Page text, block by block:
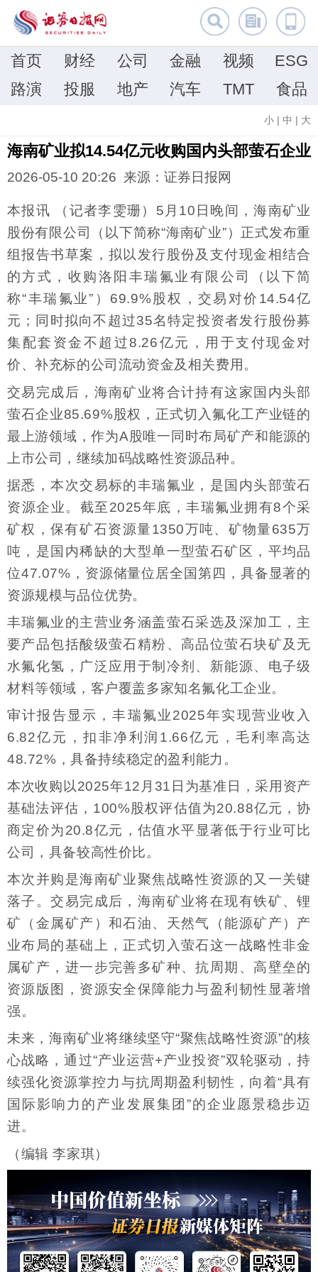
首页 财经 公司 金融 视频
ESG
路演
投服 地产 汽车 TMT 食品
小 | 中 | 大
海南矿业拟14.54亿元收购国内头部萤石企业
2026-05-10 20:26 来源：证券日报网
本报讯 （记者李雯珊）5月10日晚间，海南矿业
股份有限公司（以下简称“海南矿业”）正式发布重
组报告书草案，拟以发行股份及支付现金相结合
的方式，收购洛阳丰瑞氟业有限公司（以下简
称“丰瑞氟业”）69.9%股权，交易对价14.54亿
元；同时拟向不超过35名特定投资者发行股份募
集配套资金不超过8.26亿元，用于支付现金对
价、补充标的公司流动资金及相关费用。
交易完成后，海南矿业将合计持有这家国内头部
萤石企业85.69%股权，正式切入氟化工产业链的
最上游领域，作为A股唯一同时布局矿产和能源的
上市公司，继续加码战略性资源品种。
据悉，本次交易标的丰瑞氟业，是国内头部萤石
资源企业。截至2025年底，丰瑞氟业拥有8个采
矿权，保有矿石资源量1350万吨、矿物量635万
吨，是国内稀缺的大型单一型萤石矿区，平均品
位47.07%，资源储量位居全国第四，具备显著的
资源规模与品位优势。
丰瑞氟业的主营业务涵盖萤石采选及深加工，主
要产品包括酸级萤石精粉、高品位萤石块矿及无
水氟化氢，广泛应用于制冷剂、新能源、电子级
材料等领域，客户覆盖多家知名氟化工企业。
审计报告显示，丰瑞氟业2025年实现营业收入
6.82亿元，扣非净利润1.66亿元，毛利率高达
48.72%，具备持续稳定的盈利能力。
本次收购以2025年12月31日为基准日，采用资产
基础法评估，100%股权评估值为20.88亿元，协
商定价为20.8亿元，估值水平显著低于行业可比
公司，具备较高性价比。
本次并购是海南矿业聚焦战略性资源的又一关键
落子。交易完成后，海南矿业将在现有铁矿、锂
矿（金属矿产）和石油、天然气（能源矿产）产
业布局的基础上，正式切入萤石这一战略性非金
属矿产，进一步完善多矿种、抗周期、高壁垒的
资源版图，资源安全保障能力与盈利韧性显著增
强。
未来，海南矿业将继续坚守“聚焦战略性资源”的核
心战略，通过“产业运营+产业投资”双轮驱动，持
续强化资源掌控力与抗周期盈利韧性，向着“具有
国际影响力的产业发展集团”的企业愿景稳步迈
进。
（编辑 李家琪）